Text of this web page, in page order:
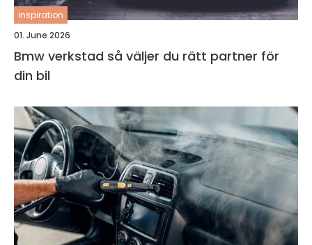
inspiration
01. June 2026
Bmw verkstad så väljer du rätt partner för
din bil